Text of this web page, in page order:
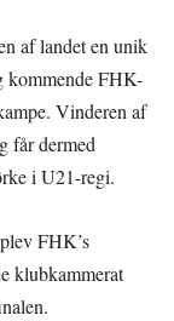
af landet en unik
kommende FHK-
Vinderen af
får dermed
i U21-regi.
FHK’s
klubkammerat